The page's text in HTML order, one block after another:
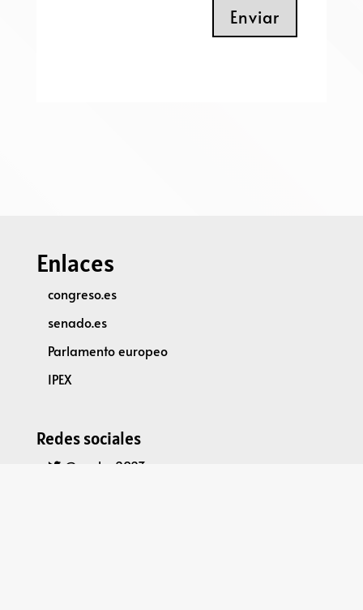
Enviar
Enlaces
congreso.es
senado.es
Parlamento europeo
IPEX
Redes sociales
@parleu2023es